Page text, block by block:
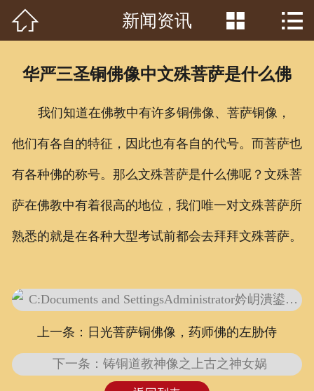
首页
新闻资讯
泥塑鉴赏
联系我们
 新闻资讯  
华严三圣铜佛像中文殊菩萨是什么佛
我们知道在佛教中有许多铜佛像、菩萨铜像，
他们有各自的特征，因此也有各自的代号。而菩萨也
有各种佛的称号。那么文殊菩萨是什么佛呢？文殊菩
萨在佛教中有着很高的地位，我们唯一对文殊菩萨所
熟悉的就是在各种大型考试前都会去拜拜文殊菩萨。
上一条：日光菩萨铜佛像，药师佛的左胁侍
下一条：铸铜道教神像之上古之神女娲